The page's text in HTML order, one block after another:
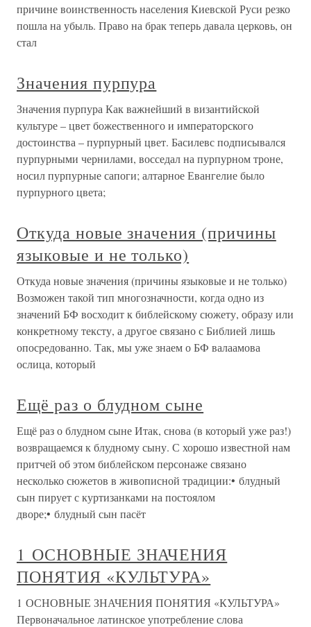
причине воинственность населения Киевской Руси резко
пошла на убыль. Право на брак теперь давала церковь, он
стал
Значения пурпура
Значения пурпура Как важнейший в византийской
культуре – цвет божественного и императорского
достоинства – пурпурный цвет. Басилевс подписывался
пурпурными чернилами, восседал на пурпурном троне,
носил пурпурные сапоги; алтарное Евангелие было
пурпурного цвета;
Откуда новые значения (причины
языковые и не только)
Откуда новые значения (причины языковые и не только)
Возможен такой тип многозначности, когда одно из
значений БФ восходит к библейскому сюжету, образу или
конкретному тексту, а другое связано с Библией лишь
опосредованно. Так, мы уже знаем о БФ валаамова
ослица, который
Ещё раз о блудном сыне
Ещё раз о блудном сыне Итак, снова (в который уже раз!)
возвращаемся к блудному сыну. С хорошо известной нам
притчей об этом библейском персонаже связано
несколько сюжетов в живописной традиции:• блудный
сын пирует с куртизанками на постоялом
дворе;• блудный сын пасёт
1 ОСНОВНЫЕ ЗНАЧЕНИЯ
ПОНЯТИЯ «КУЛЬТУРА»
1 ОСНОВНЫЕ ЗНАЧЕНИЯ ПОНЯТИЯ «КУЛЬТУРА»
Первоначальное латинское употребление слова